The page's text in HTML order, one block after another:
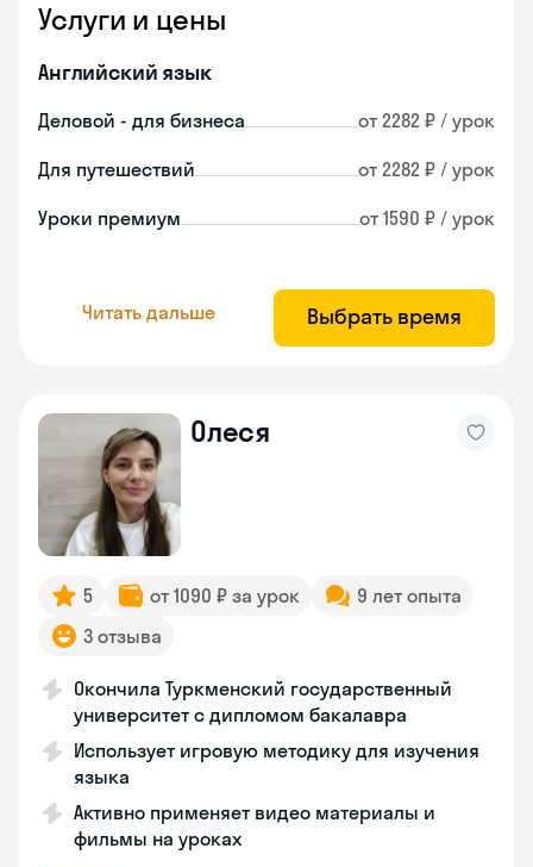
Услуги и цены
Английский язык
Деловой - для бизнеса от 2282 ₽ / урок
Для путешествий от 2282 ₽ / урок
Уроки премиум от 1590 ₽ / урок
Читать дальше Выбрать время
Олеся
5 от 1090 ₽ за урок
9 лет опыта
3 отзыва
Окончила Туркменский государственный
университет с дипломом бакалавра
Использует игровую методику для изучения
языка
Активно применяет видео материалы и
фильмы на уроках